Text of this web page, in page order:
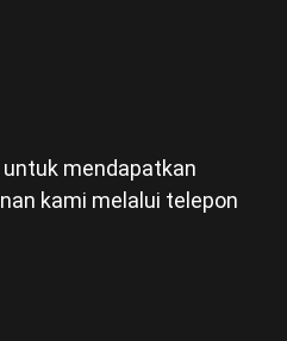
mendapatkan
kami melalui telepon